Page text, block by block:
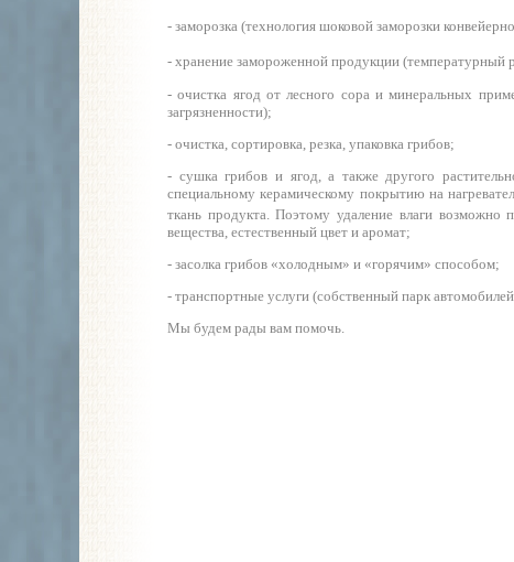
- заморозка (технология шоковой заморозки
- хранение замороженной продукции (температурный
- очистка ягод от лесного сора и минеральных
загрязненности);
- очистка, сортировка, резка, упаковка грибов;
- сушка грибов и ягод, а также другого
специальному керамическому покрытию на
ткань продукта. Поэтому удаление влаги возможно
вещества, естественный цвет и аромат;
- засолка грибов «холодным» и «горячим» способом;
- транспортные услуги (собственный парк
Мы будем рады вам помочь.